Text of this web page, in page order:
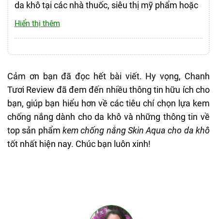
ĐIỂM TỐT
trên da
Kết cấu dễ tán, thấm nhanh, ẩm nhẹ trên da
Chống nắng ổn
THIẾU SÓT
Chống mồ hôi, chống nước kém
Có cồn, mùi bám khá lâu
nước
Aqua
Tone Up
Essence
Mint
Green
(Xanh lá)
SPF50+
PA++++
Kem
lai
sữa,
mỏng
nhẹ
Khá
Nâng
tone
nhiên,
dưỡng
ẩm
nhẹ,
chống
nắng
Kháng
nước
kém,
mùi
nồng
da khô tại các nhà thuốc, siêu thị mỹ phẩm hoặc
trên các sàn TMĐT uy tín như
Giá dòng kem chống này học sinh, sinh viên:
khoảng80.000 – 180.000 đồngtùy loại và nơi
bán.
Hiển thị thêm
Cảm ơn bạn đã đọc hết bài viết. Hy vọng, Chanh
Tươi Review đã đem đến nhiều thông tin hữu ích cho
bạn, giúp bạn hiểu hơn về các tiêu chí chọn lựa kem
chống nắng dành cho da khô và những thông tin về
top sản phẩm kem chống nắng Skin Aqua cho da khô
tốt nhất hiện nay. Chúc bạn luôn xinh!